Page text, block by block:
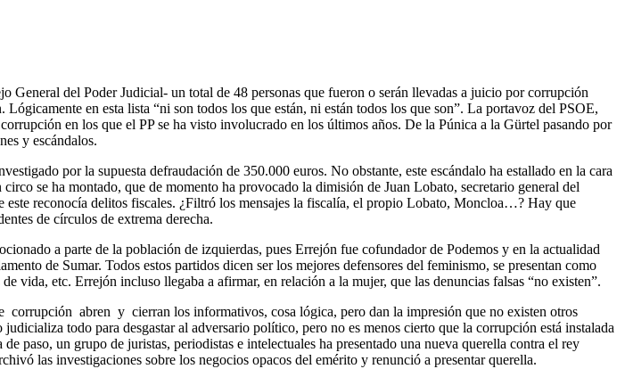
del Poder Judicial- un total de 48 personas que fueron o serán llevadas a juicio por corrupción
en esta lista “ni son todos los que están, ni están todos los que son”. La portavoz del PSOE,
en los que el PP se ha visto involucrado en los últimos años. De la Púnica a la Gürtel pasando por
y escándalos.
por la supuesta defraudación de 350.000 euros. No obstante, este escándalo ha estallado en la cara
se ha montado, que de momento ha provocado la dimisión de Juan Lobato, secretario general del
reconocía delitos fiscales. ¿Filtró los mensajes la fiscalía, el propio Lobato, Moncloa…? Hay que
de círculos de extrema derecha.
a parte de la población de izquierdas, pues Errejón fue cofundador de Podemos y en la actualidad
de Sumar. Todos estos partidos dicen ser los mejores defensores del feminismo, se presentan como
vida, etc. Errejón incluso llegaba a afirmar, en relación a la mujer, que las denuncias falsas “no existen”.
abren y cierran los informativos, cosa lógica, pero dan la impresión que no existen otros
todo para desgastar al adversario político, pero no es menos cierto que la corrupción está instalada
paso, un grupo de juristas, periodistas e intelectuales ha presentado una nueva querella contra el rey
las investigaciones sobre los negocios opacos del emérito y renunció a presentar querella.